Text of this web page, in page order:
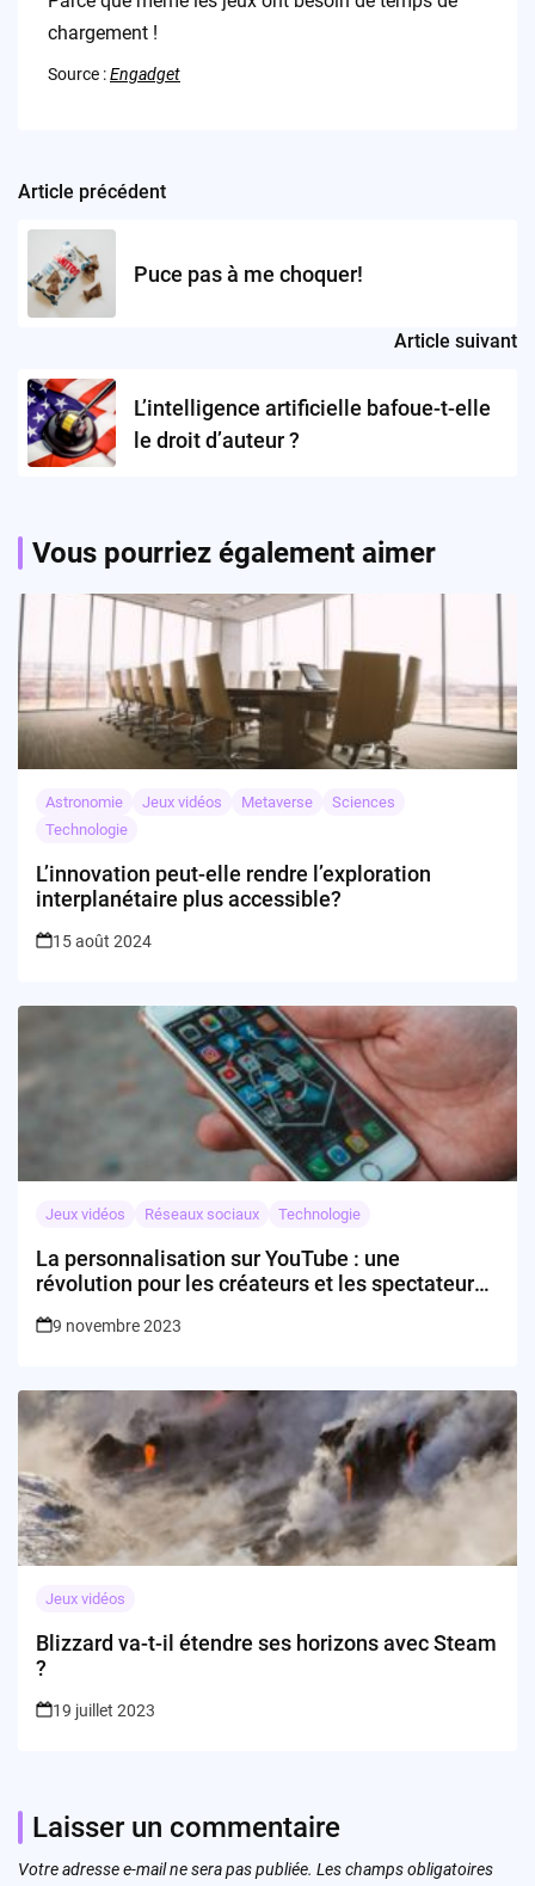
chargement !
Source :Engadget
Post
navigation
Article précédent
Puce pas à me choquer!
Article suivant
L’intelligence artificielle bafoue-t-elle
le droit d’auteur ?
Vous pourriez également aimer
Astronomie Jeux vidéos Metaverse
Sciences
Technologie
L’innovation peut-elle rendre l’exploration
interplanétaire plus accessible?
15 août 2024
Jeux vidéos Réseaux sociaux Technologie
La personnalisation sur YouTube : une
révolution pour les créateurs et les spectateurs
9 novembre 2023
Jeux vidéos
Blizzard va-t-il étendre ses horizons avec Steam
?
19 juillet 2023
Laisser un commentaire
Votre adresse e-mail ne sera pas publiée. Les champs obligatoires